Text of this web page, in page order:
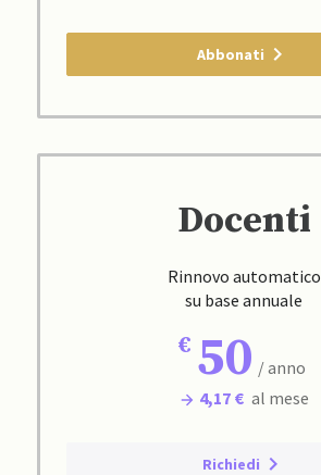
Abbonati
Docenti
Rinnovo automatico
su base annuale
50 / anno
4,17 € al mese
Richiedi